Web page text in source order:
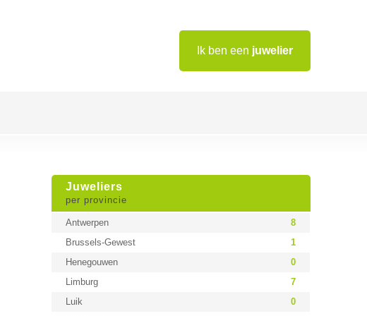
Ik ben een juwelier
Juweliers
per provincie
Antwerpen
8
Brussels-Gewest
1
Henegouwen
0
Limburg
7
Luik
0